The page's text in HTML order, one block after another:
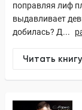
поправляя лиф
выдавливает
добилась? Д...
Читать книгу